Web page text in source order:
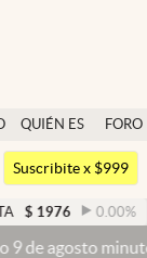
QUIÉN ES
QUIÉN
FORO
Argentina
México
Suscribite x $999
0.00%
minuto a minuto